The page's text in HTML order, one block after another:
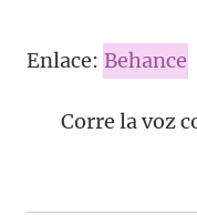
Enlace: Behance
Corre la voz